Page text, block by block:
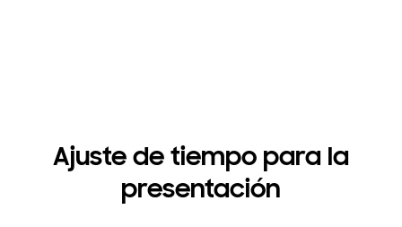
Ajuste de tiempo para la
presentación